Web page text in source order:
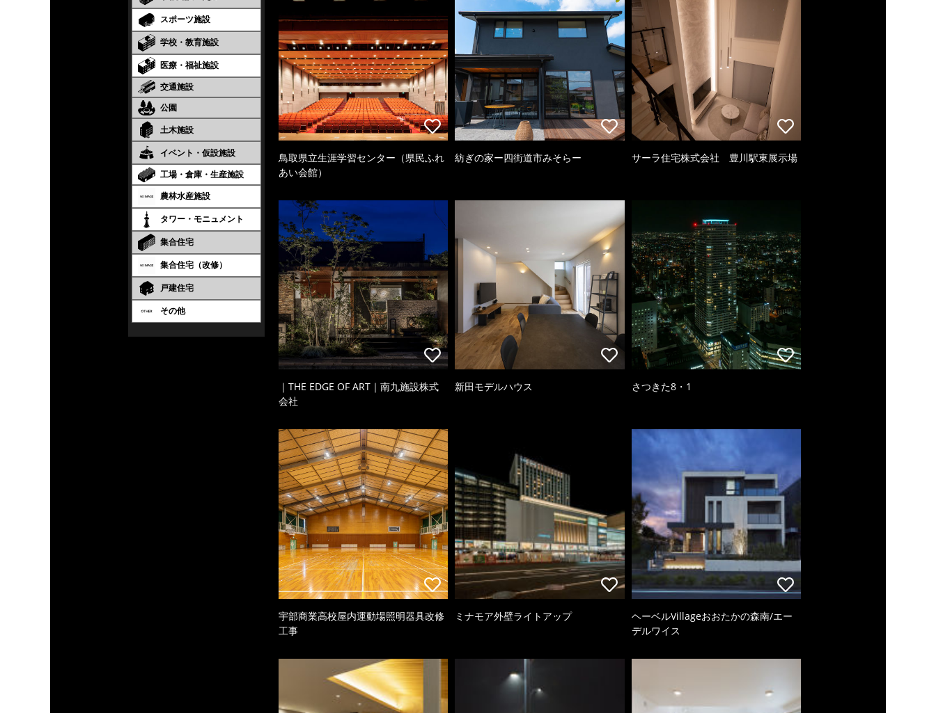
スポーツ施設
学校・教育施設
医療・福祉施設
交通施設
公園
土木施設
イベント・仮設施設
工場・倉庫・生産施設
農林水産施設
タワー・モニュメント
集合住宅
集合住宅（改修）
戸建住宅
その他
鳥取県立生涯学習センター（県民ふれ
あい会館）
紡ぎの家ー四街道市みそらー サーラ住宅株式会社 豊川駅東展示場
｜THE EDGE OF ART｜南九施設株式
会社
新田モデルハウス さつきた8・1
宇部商業高校屋内運動場照明器具改修
工事
ミナモア外壁ライトアップ
ヘーベルVillageおおたかの森南/エー
デルワイス